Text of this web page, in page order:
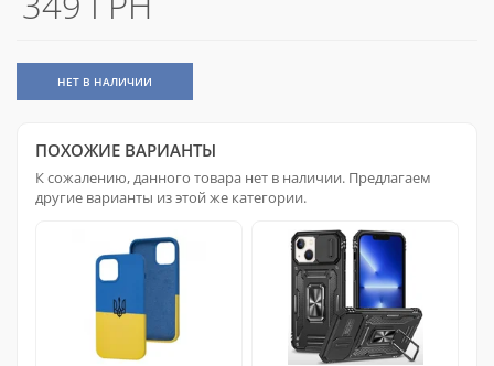
НЕТ В НАЛИЧИИ
ПОХОЖИЕ ВАРИАНТЫ
К сожалению, данного товара нет в наличии. Предлагаем
другие варианты из этой же категории.